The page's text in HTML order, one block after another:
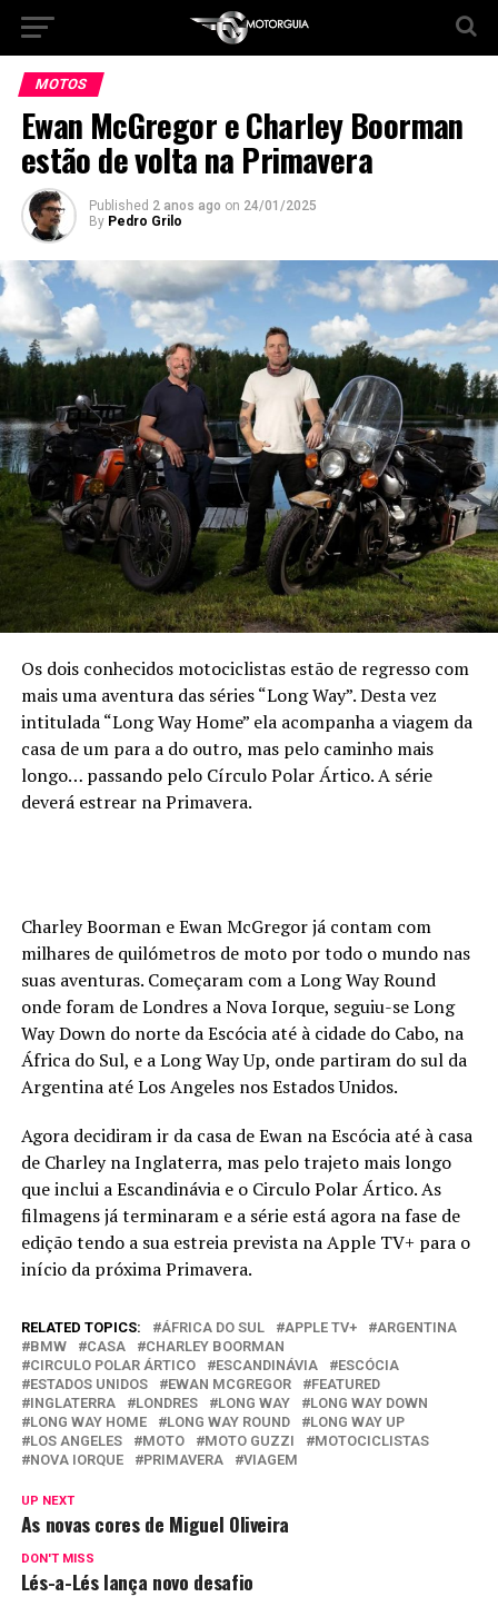
MOTOS
Ewan McGregor e Charley Boorman
estão de volta na Primavera
Published 2 anos ago on 24/01/2025
By Pedro Grilo
Os dois conhecidos motociclistas estão de regresso com
mais uma aventura das séries “Long Way”. Desta vez
intitulada “Long Way Home” ela acompanha a viagem da
casa de um para a do outro, mas pelo caminho mais
longo… passando pelo Círculo Polar Ártico. A série
deverá estrear na Primavera.
Charley Boorman e Ewan McGregor já contam com
milhares de quilómetros de moto por todo o mundo nas
suas aventuras. Começaram com a Long Way Round
onde foram de Londres a Nova Iorque, seguiu-se Long
Way Down do norte da Escócia até à cidade do Cabo, na
África do Sul, e a Long Way Up, onde partiram do sul da
Argentina até Los Angeles nos Estados Unidos.
Agora decidiram ir da casa de Ewan na Escócia até à casa
de Charley na Inglaterra, mas pelo trajeto mais longo
que inclui a Escandinávia e o Circulo Polar Ártico. As
filmagens já terminaram e a série está agora na fase de
edição tendo a sua estreia prevista na Apple TV+ para o
início da próxima Primavera.
RELATED TOPICS: ÁFRICA DO SUL APPLE TV+
ARGENTINA
BMW
CASA
CHARLEY BOORMAN
CIRCULO POLAR ÁRTICO
ESCANDINÁVIA
ESCÓCIA
ESTADOS UNIDOS
EWAN MCGREGOR
FEATURED
INGLATERRA
LONDRES LONG WAY
LONG WAY DOWN
LONG WAY HOME
LONG WAY ROUND
LONG WAY UP
LOS ANGELES
MOTO MOTO GUZZI
MOTOCICLISTAS
NOVA IORQUE
PRIMAVERA VIAGEM
UP NEXT
As novas cores de Miguel Oliveira
DON'T MISS
Lés-a-Lés lança novo desafio